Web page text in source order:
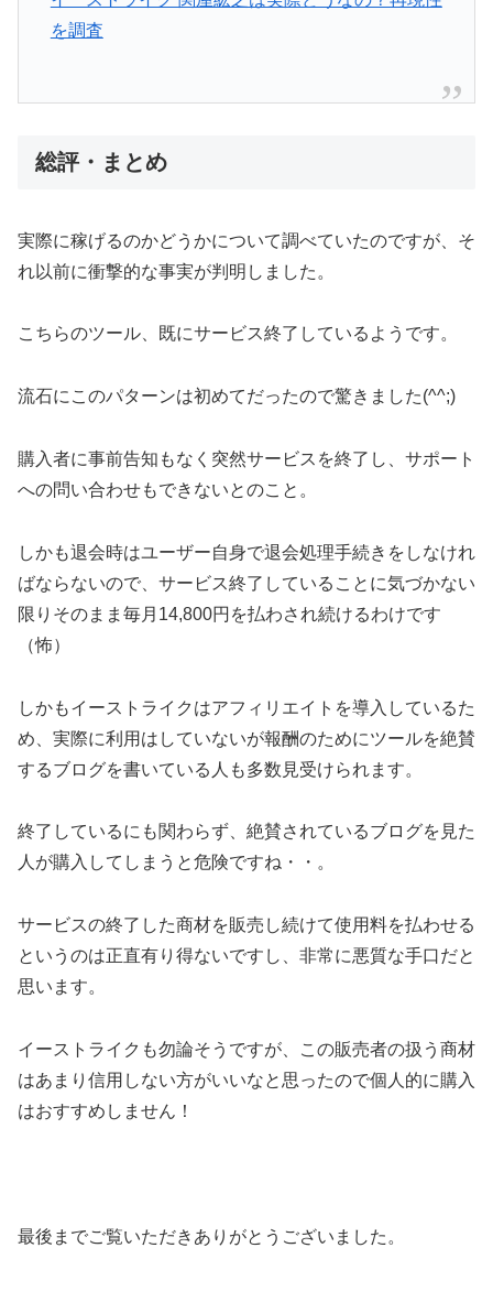
を調査
総評・まとめ
実際に稼げるのかどうかについて調べていたのですが、そ
れ以前に衝撃的な事実が判明しました。
こちらのツール、既にサービス終了しているようです。
流石にこのパターンは初めてだったので驚きました(^^;)
購入者に事前告知もなく突然サービスを終了し、サポート
への問い合わせもできないとのこと。
しかも退会時はユーザー自身で退会処理手続きをしなけれ
ばならないので、サービス終了していることに気づかない
限りそのまま毎月14,800円を払わされ続けるわけです
（怖）
しかもイーストライクはアフィリエイトを導入しているた
め、実際に利用はしていないが報酬のためにツールを絶賛
するブログを書いている人も多数見受けられます。
終了しているにも関わらず、絶賛されているブログを見た
人が購入してしまうと危険ですね・・。
サービスの終了した商材を販売し続けて使用料を払わせる
というのは正直有り得ないですし、非常に悪質な手口だと
思います。
イーストライクも勿論そうですが、この販売者の扱う商材
はあまり信用しない方がいいなと思ったので個人的に購入
はおすすめしません！
最後までご覧いただきありがとうございました。